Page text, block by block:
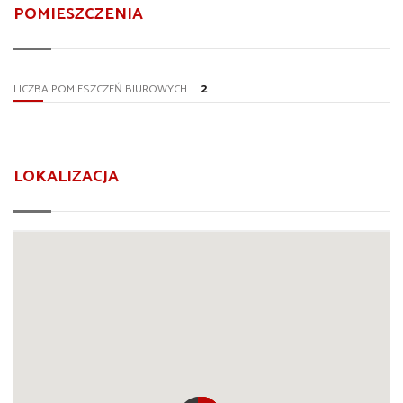
POMIESZCZENIA
LICZBA POMIESZCZEŃ BIUROWYCH 2
LOKALIZACJA